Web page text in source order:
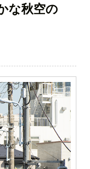
な秋空の